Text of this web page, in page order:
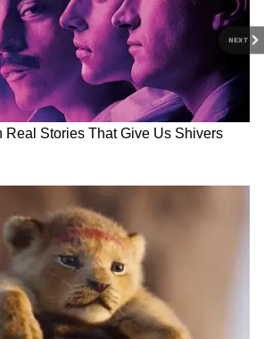
NEXT
থেকেই তোলা যাবে PF-এর
নেওয়া যাবে অ্যাকাউন্টে
আছে, কীভাবে ক্লেইম করবেন